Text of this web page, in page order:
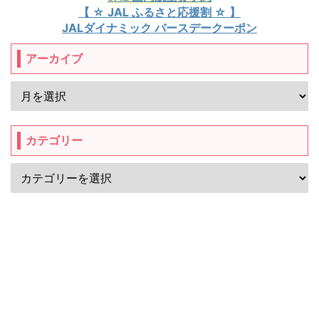
【 ☆ JAL ふるさと応援割 ☆ 】
JALダイナミック バースデークーポン
アーカイブ
カテゴリー